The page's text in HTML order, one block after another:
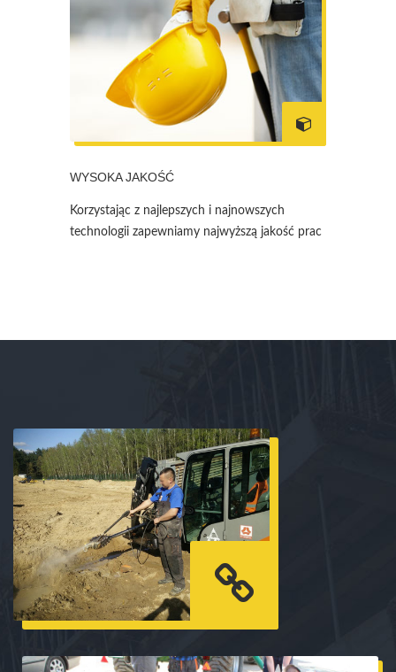
WYSOKA JAKOŚĆ
Korzystając z najlepszych i najnowszych
technologii zapewniamy najwyższą jakość prac